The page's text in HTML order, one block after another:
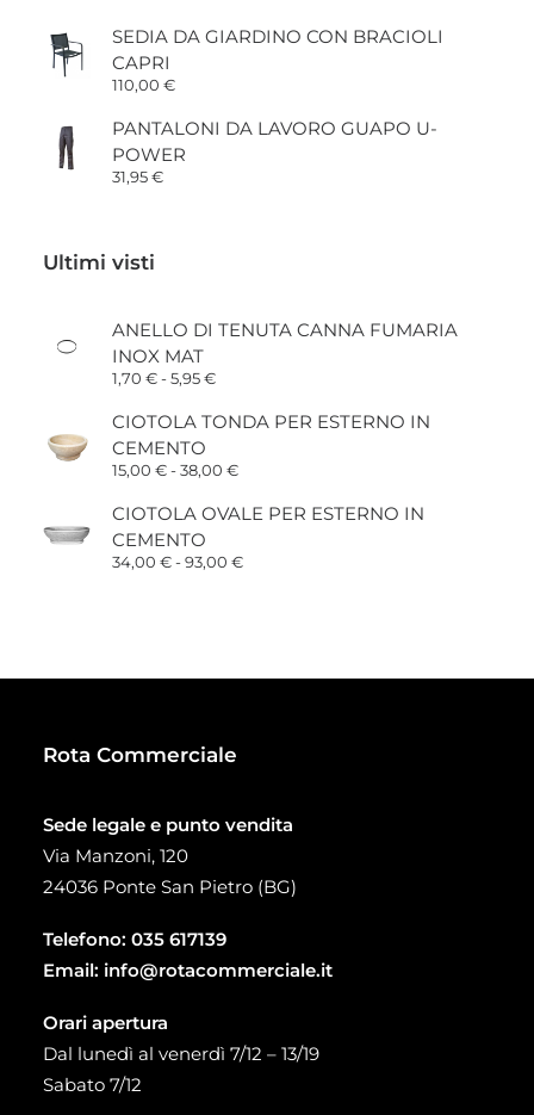
SEDIA DA GIARDINO CON BRACIOLI
CAPRI
110,00 €
PANTALONI DA LAVORO GUAPO U-
POWER
31,95€
Ultimi visti
ANELLO DI TENUTA CANNA FUMARIA
INOX MAT
1,70 €-5,95€Fascia
prezzo:
da
a
CIOTOLA TONDA PER ESTERNO IN
CEMENTO
15,00 €-38,00 €Fascia
prezzo:
da
a
CIOTOLA OVALE PER ESTERNO IN
CEMENTO
34,00 €-93,00 €Fascia
Rota Commerciale
Sede legale e punto vendita
Via Manzoni, 120
24036 Ponte San Pietro (BG)
Telefono: 035 617139
Email: info@rotacommerciale.it
Orari apertura
Dal lunedì al venerdì 7/12 – 13/19
Sabato 7/12